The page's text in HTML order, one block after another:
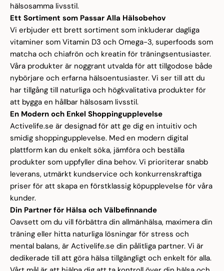
hälsosamma livsstil.
Ett Sortiment som Passar Alla Hälsobehov
Vi erbjuder ett brett sortiment som inkluderar dagliga
vitaminer som Vitamin D3 och Omega-3, superfoods som
matcha och chiafrön och kreatin för träningsentusiaster.
Våra produkter är noggrant utvalda för att tillgodose både
nybörjare och erfarna hälsoentusiaster. Vi ser till att du
har tillgång till naturliga och högkvalitativa produkter för
att bygga en hållbar hälsosam livsstil.
En Modern och Enkel Shoppingupplevelse
Activelife.se är designad för att ge dig en intuitiv och
smidig shoppingupplevelse. Med en modern digital
plattform kan du enkelt söka, jämföra och beställa
produkter som uppfyller dina behov. Vi prioriterar snabb
leverans, utmärkt kundservice och konkurrenskraftiga
priser för att skapa en förstklassig köpupplevelse för våra
kunder.
Din Partner för Hälsa och Välbefinnande
Oavsett om du vill förbättra din allmänhälsa, maximera din
träning eller hitta naturliga lösningar för stress och
mental balans, är Activelife.se din pålitliga partner. Vi är
dedikerade till att göra hälsa tillgängligt och enkelt för alla.